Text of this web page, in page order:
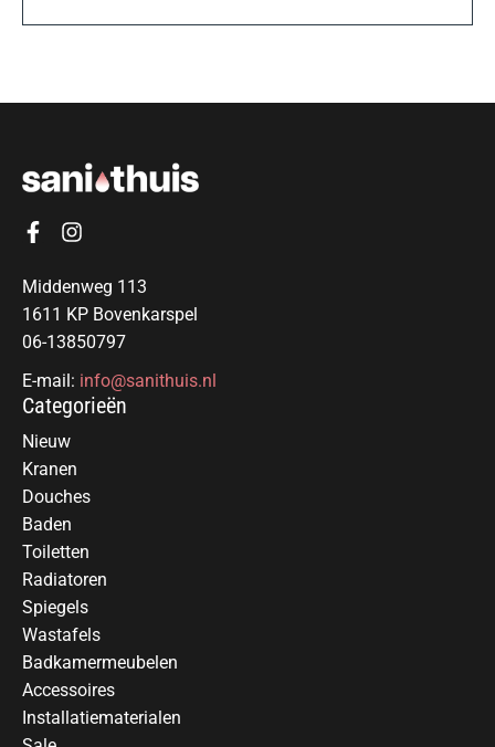
Middenweg 113
1611 KP Bovenkarspel
06-13850797
E-mail: info@sanithuis.nl
Categorieën
Nieuw
Kranen
Douches
Baden
Toiletten
Radiatoren
Spiegels
Wastafels
Badkamermeubelen
Accessoires
Installatiematerialen